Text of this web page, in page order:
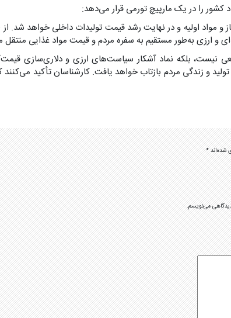
را در یک مارپیچ تورمی قرار می‌دهد:
و مواد اولیه و در نهایت رشد قیمت تولیدات داخلی خواهد شد.
و ارزی به‌طور مستقیم به سفره مردم و قیمت مواد غذایی
نیست، بلکه نماد آشکار سیاست‌های ارزی و دلاری‌سازی
و زندگی مردم بازتاب خواهد یافت. کارشناسان تأکید
شده‌اند*
دیدگاهی می‌نویسم.